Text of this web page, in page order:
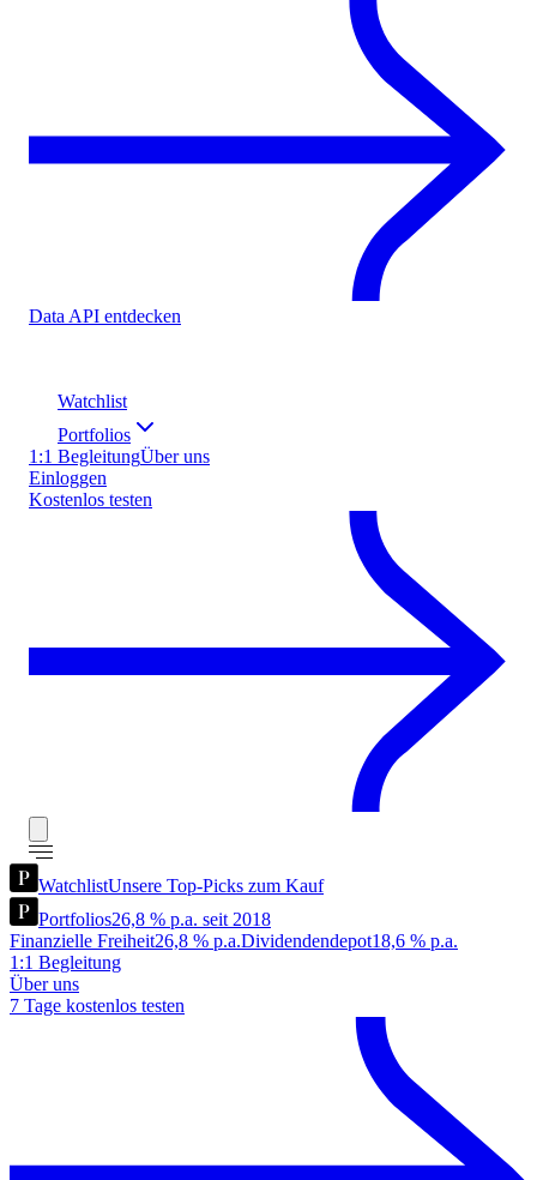
Data API entdecken
Watchlist
Portfolios
1:1 BegleitungÜber uns
Einloggen
Kostenlos testen
WatchlistUnsere Top-Picks zum Kauf
Portfolios26,8 % p.a. seit 2018
Finanzielle Freiheit26,8 % p.a.Dividendendepot18,6 % p.a.
1:1 Begleitung
Über uns
7 Tage kostenlos testen